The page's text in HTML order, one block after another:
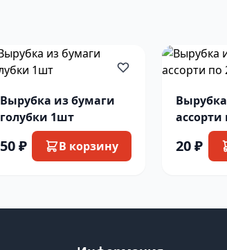
Вырубка из бумаги
голубки 1шт
50 ₽ В корзину
ассорти
20 ₽